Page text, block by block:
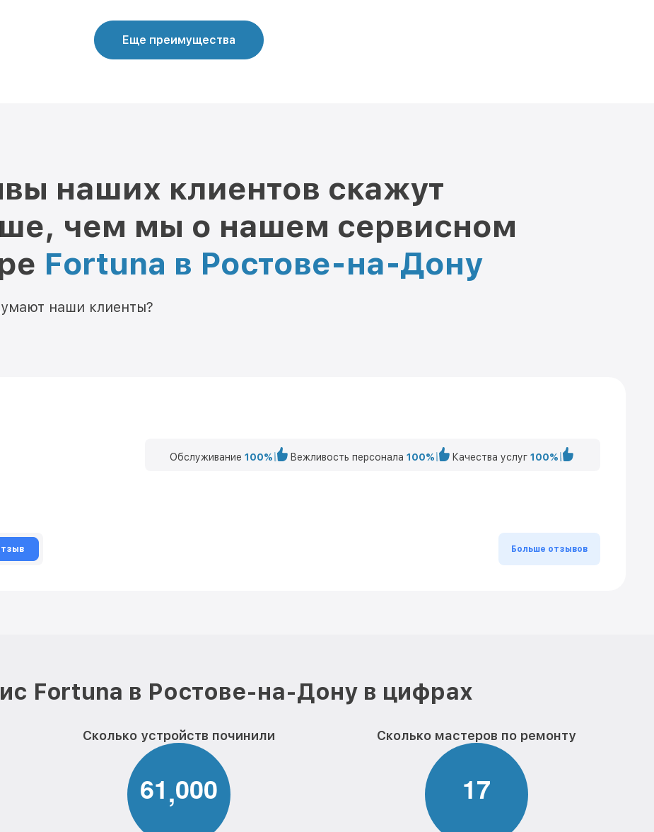
Еще преимущества
наших клиентов скажут
чем мы о нашем сервисном
Fortuna в Ростове-на-Дону
наши клиенты?
Обслуживание 100% Вежливость персонала 100% Качества услуг 100%
Больше отзывов
Fortuna в Ростове-на-Дону в цифрах
Сколько устройств починили
61,000
Сколько мастеров по ремонту
17